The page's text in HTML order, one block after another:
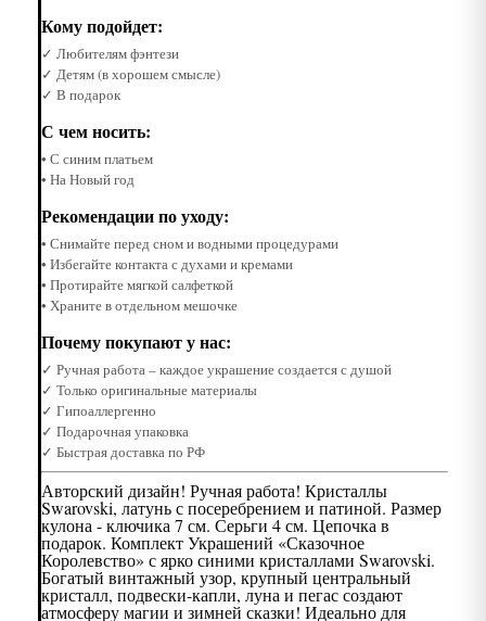
Кому подойдет:
✓ Любителям фэнтези
✓ Детям (в хорошем смысле)
✓ В подарок
С чем носить:
• С синим платьем
• На Новый год
Рекомендации по уходу:
• Снимайте перед сном и водными процедурами
• Избегайте контакта с духами и кремами
• Протирайте мягкой салфеткой
• Храните в отдельном мешочке
Почему покупают у нас:
✓ Ручная работа – каждое украшение создается с душой
✓ Только оригинальные материалы
✓ Гипоаллергенно
✓ Подарочная упаковка
✓ Быстрая доставка по РФ
Авторский дизайн! Ручная работа! Кристаллы
Swarovski, латунь с посеребрением и патиной. Размер
кулона - ключика 7 см. Серьги 4 см. Цепочка в
подарок. Комплект Украшений «Сказочное
Королевство» с ярко синими кристаллами Swarovski.
Богатый винтажный узор, крупный центральный
кристалл, подвески-капли, луна и пегас создают
атмосферу магии и зимней сказки! Идеально для